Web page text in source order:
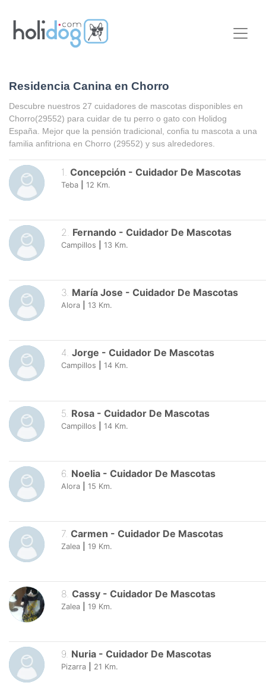
Residencia Canina en Chorro
Descubre nuestros 27 cuidadores de mascotas disponibles en
Chorro(29552) para cuidar de tu perro o gato con Holidog
España. Mejor que la pensión tradicional, confia tu mascota a una
familia anfitriona en Chorro (29552) y sus alrededores.
1 Concepción - Cuidador De Mascotas
Teba 12 Km.
2. Fernando - Cuidador De Mascotas
Campillos 13 Km.
3. María Jose - Cuidador De Mascotas
Alora 13 Km.
4. Jorge - Cuidador De Mascotas
Campillos 14 Km.
5 Rosa - Cuidador De Mascotas
Campillos 14 Km.
6 Noelia - Cuidador De Mascotas
Alora 15 Km.
7. Carmen - Cuidador De Mascotas
Zalea 19 Km.
8. Cassy - Cuidador De Mascotas
Zalea 19 Km.
9. Nuria - Cuidador De Mascotas
Pizarra 21 Km.